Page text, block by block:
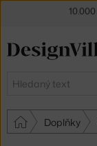
Hledat
Doplňky